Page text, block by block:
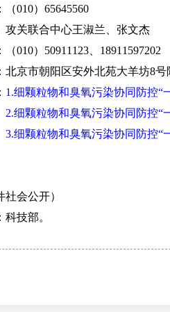
010）65645560
关联合中心王淑兰、张文杰
）50911123、18911597202
京市朝阳区安外北苑大羊坊8号
1.细颗粒物和臭氧污染协同防控“
2.细颗粒物和臭氧污染协同防控“
3.细颗粒物和臭氧污染协同防控“
会公开）
技部。